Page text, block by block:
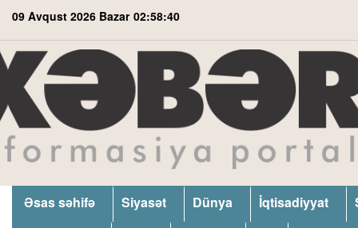
09 Avqust 2026 Bazar 02:58:41
Əsas səhifə Siyasət Dünya İqtisadiyyat